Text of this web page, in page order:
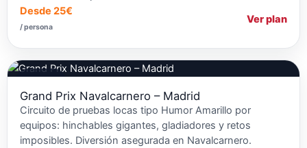
Desde 25€
/ persona
Ver plan
Grand Prix Navalcarnero – Madrid
Circuito de pruebas locas tipo Humor Amarillo por
equipos: hinchables gigantes, gladiadores y retos
imposibles. Diversión asegurada en Navalcarnero.